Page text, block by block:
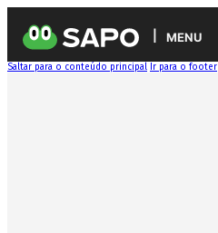
MENU
Saltar para o conteúdo principal Ir para o footer